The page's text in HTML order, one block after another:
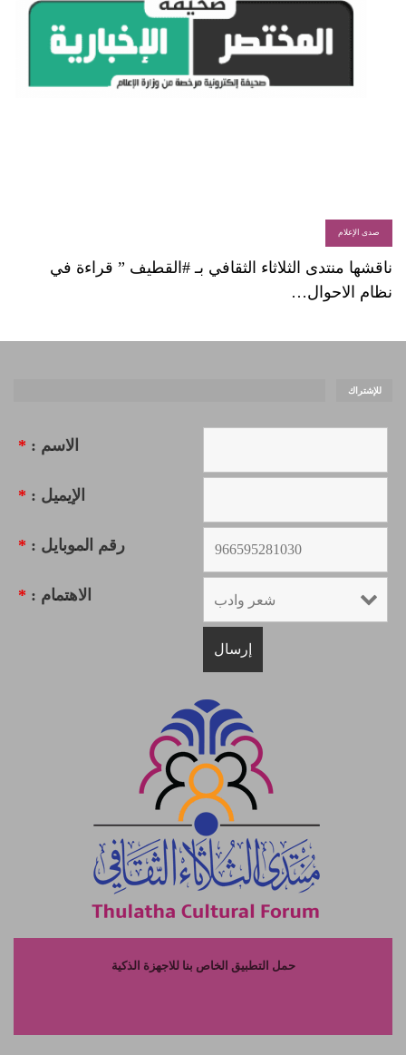
صدى الإعلام
ناقشها منتدى الثلاثاء الثقافي بـ #القطيف ” قراءة في
نظام الاحوال…
للإشتراك
الاسم : *
الإيميل : *
رقم الموبايل : *
الاهتمام : *
حمل التطبيق الخاص بنا للاجهزة الذكية